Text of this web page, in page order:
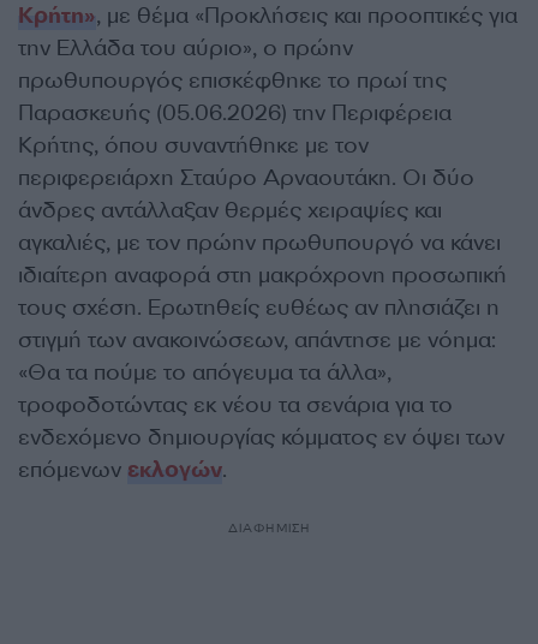
Κρήτη», με θέμα «Προκλήσεις και προοπτικές για
την Ελλάδα του αύριο», ο πρώην
πρωθυπουργός επισκέφθηκε το πρωί της
Παρασκευής (05.06.2026) την Περιφέρεια
Κρήτης, όπου συναντήθηκε με τον
περιφερειάρχη Σταύρο Αρναουτάκη. Οι δύο
άνδρες αντάλλαξαν θερμές χειραψίες και
αγκαλιές, με τον πρώην πρωθυπουργό να κάνει
ιδιαίτερη αναφορά στη μακρόχρονη προσωπική
τους σχέση. Ερωτηθείς ευθέως αν πλησιάζει η
στιγμή των ανακοινώσεων, απάντησε με νόημα:
«Θα τα πούμε το απόγευμα τα άλλα»,
τροφοδοτώντας εκ νέου τα σενάρια για το
ενδεχόμενο δημιουργίας κόμματος εν όψει των
επόμενων εκλογών.
ΔΙΑΦΗΜΙΣΗ